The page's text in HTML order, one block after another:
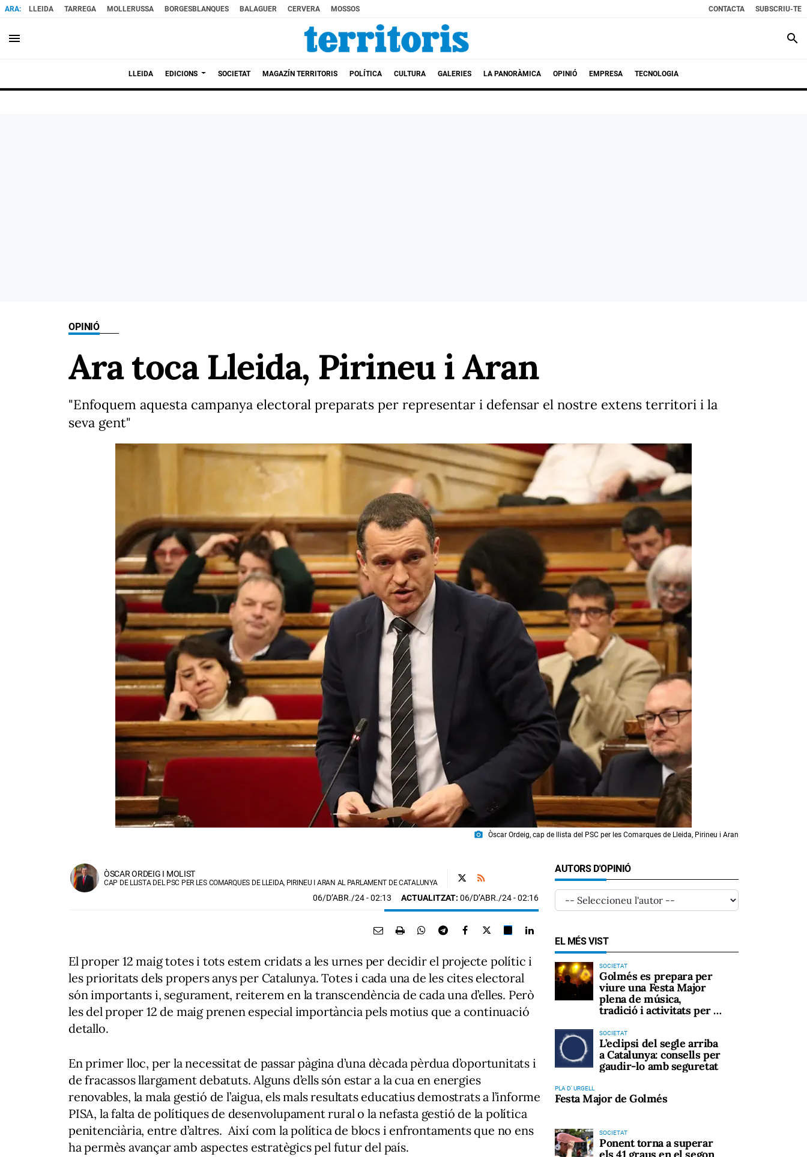
LLEIDA TARREGA MOLLERUSSA BORGESBLANQUES BALAGUER CERVERA MOSSOS CONTACTA SUBSCRIU-TE
menu search
LLEIDA EDICIONS SOCIETAT MAGAZÍN TERRITORIS POLÍTICA CULTURA GALERIES LA PANORÀMICA OPINIÓ EMPRESA TECNOLOGIA
OPINIÓ
Ara toca Lleida, Pirineu i Aran
"Enfoquem aquesta campanya electoral preparats per representar i defensar el nostre extens territori i la
seva gent"
photo_camera Òscar Ordeig, cap de llista del PSC per les Comarques de Lleida, Pirineu i Aran
ÒSCAR ORDEIG I MOLIST
CAP DE LLISTA DEL PSC PER LES COMARQUES DE LLEIDA, PIRINEU I ARAN AL PARLAMENT DE CATALUNYA
06/D’ABR./24- 02:13 ACTUALITZAT: 06/D’ABR./24 - 02:16
El proper 12 maig totes i tots estem cridats a les urnes per decidir el projecte polític i
les prioritats dels propers anys per Catalunya. Totes i cada una de les cites electoral
són importants i, segurament, reiterem en la transcendència de cada una d’elles. Però
les del proper 12 de maig prenen especial importància pels motius que a continuació
detallo.
En primer lloc, per la necessitat de passar pàgina d’una dècada pèrdua d’oportunitats i
de fracassos llargament debatuts. Alguns d’ells són estar a la cua en energies
renovables, la mala gestió de l’aigua, els mals resultats educatius demostrats a l’informe
PISA, la falta de polítiques de desenvolupament rural o la nefasta gestió de la política
penitenciària, entre d’altres. Així com la política de blocs i enfrontaments que no ens
ha permès avançar amb aspectes estratègics pel futur del país.
AUTORS D'OPINIÓ
EL MÉS VIST
SOCIETAT
Golmés es prepara per
viure una Festa Major
plena de música,
tradició i activitats per a
SOCIETAT
L’eclipsi del segle arriba
a Catalunya: consells per
gaudir-lo amb seguretat
PLA D' URGELL
Festa Major de Golmés
SOCIETAT
Ponent torna a superar